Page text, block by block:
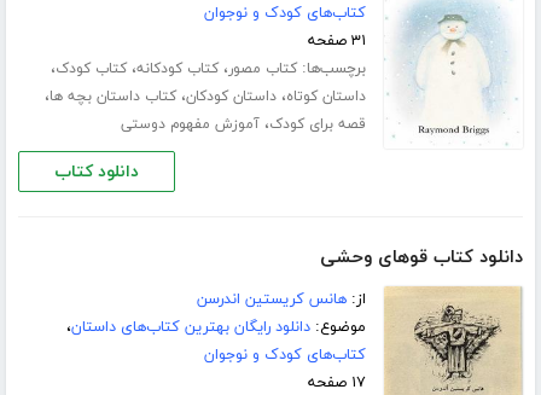
کتاب‌های کودک و نوجوان
۳۱ صفحه
برچسب‌ها:کتاب مصور،کتاب کودکانه،کتاب کودک،
داستان کوتاه،داستان کودکان،کتاب داستان بچه ها،
قصه برای کودک،آموزش مفهوم دوستی
دانلود کتاب
دانلود کتاب قوهای وحشی
از:هانس کریستین اندرسن
موضوع:دانلود رایگان بهترین کتاب‌های داستان،
کتاب‌های کودک و نوجوان
۱۷ صفحه